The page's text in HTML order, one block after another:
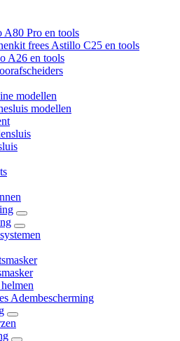
A80 Pro en tools
frees Astillo C25 en tools
A26 en tools
modellen
modellen
Adembescherming